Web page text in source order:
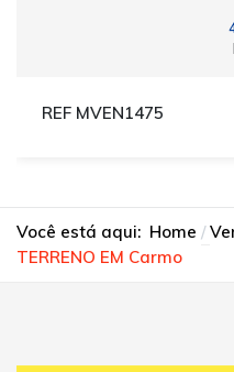
REF MVEN1475
Você está aqui: Home
TERRENO EM Carmo